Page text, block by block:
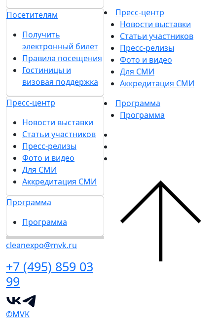
Посетителям
Получить
электронный билет
Правила посещения
Гостиницы и
визовая поддержка
Пресс-центр
Новости выставки
Статьи участников
Пресс-релизы
Фото и видео
Для СМИ
Аккредитация СМИ
Программа
Программа
cleanexpo@mvk.ru
+7 (495) 859 03
99
Пресс-центр
Новости выставки
Статьи участников
Пресс-релизы
Фото и видео
Для СМИ
Аккредитация СМИ
Программа
Программа
©MVK